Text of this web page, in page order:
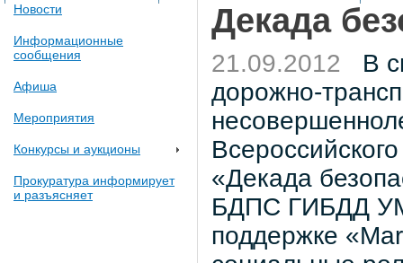
Новости
Информационные
сообщения
Афиша
Мероприятия
Конкурсы и аукционы
Прокуратура информирует
и разъясняет
Декада
21.09.2012 В
дорожно-
«Декада
БДПС ГИБДД
поддержке